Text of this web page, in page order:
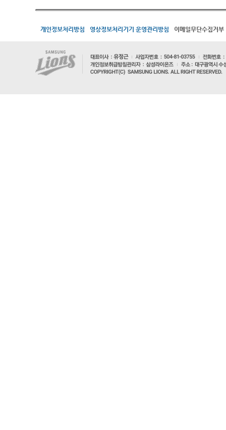
개인정보처리방침 영상정보처리기기 운영관리방침 이메일무단수집거부